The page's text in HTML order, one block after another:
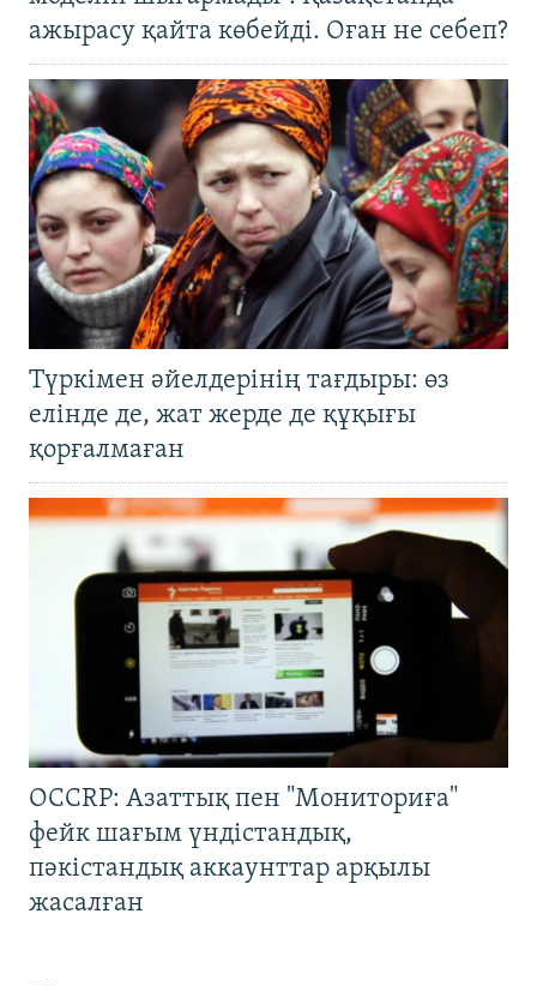
ажырасу қайта көбейді. Оған не себеп?
Түркімен әйелдерінің тағдыры: өз
елінде де, жат жерде де құқығы
қорғалмаған
OCCRP: Азаттық пен "Мониториға"
фейк шағым үндістандық,
пәкістандық аккаунттар арқылы
жасалған